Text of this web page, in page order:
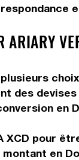
ARIARY
des
en
pour
en